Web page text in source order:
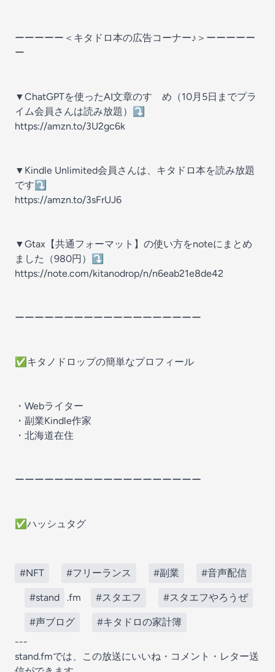
ーーーーー＜キタドロ本の広告コーナー♪＞ーーーーー
ー
▼ChatGPTを使ったAI文章のすゝめ（10月5日までプラ
イム会員さんは読み放題）⤵
https://amzn.to/3U2gc6k
▼Kindle Unlimited会員さんは、キタドロ本を読み放題
です⤵
https://amzn.to/3sFrUJ6
▼Gtax【共通フォーマット】の使い方をnoteにまとめ
ました（980円）⤵
https://note.com/kitanodrop/n/n6eab21e8de42
ーーーーーーーーーーーーーーーーーーー
✅キタノドロップの簡単なプロフィール
・Webライター
・副業Kindle作家
・北海道在住
ーーーーーーーーーーーーーーーーーーー
✅ハッシュタグ
#NFT #フリーランス #副業 #音声配信
#stand .fm #スタエフ #スタエフやろうぜ
#声ブログ
#キタドロの家計簿
---
stand.fmでは、この放送にいいね・コメント・レター送